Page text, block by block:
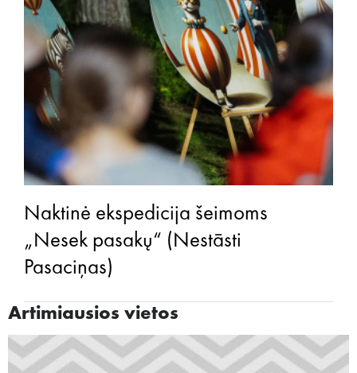
Naktinė ekspedicija šeimoms
„Nesek pasakų“ (Nestāsti
Pasaciņas)
Artimiausios vietos